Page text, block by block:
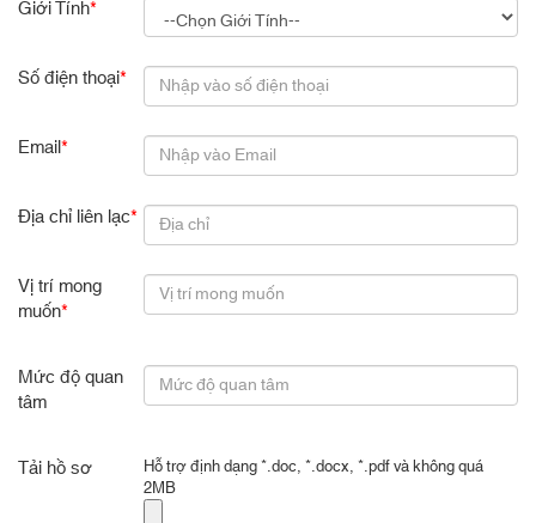
Giới Tính*
Số điện thoại*
Email*
Địa chỉ liên lạc*
Vị trí mong
muốn*
Mức độ quan
tâm
Tải hồ sơ Hỗ trợ định dạng *.doc, *.docx, *.pdf và không quá
2MB